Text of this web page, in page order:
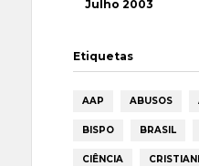
Julho 2003
Etiquetas
AAP ABUSOS
BISPO BRASIL
CIÊNCIA